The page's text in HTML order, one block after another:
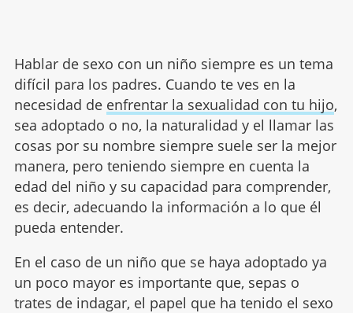
Hablar de sexo con un niño siempre es un tema
difícil para los padres. Cuando te ves en la
necesidad de enfrentar la sexualidad con tu hijo,
sea adoptado o no, la naturalidad y el llamar las
cosas por su nombre siempre suele ser la mejor
manera, pero teniendo siempre en cuenta la
edad del niño y su capacidad para comprender,
es decir, adecuando la información a lo que él
pueda entender.
En el caso de un niño que se haya adoptado ya
un poco mayor es importante que, sepas o
trates de indagar, el papel que ha tenido el sexo